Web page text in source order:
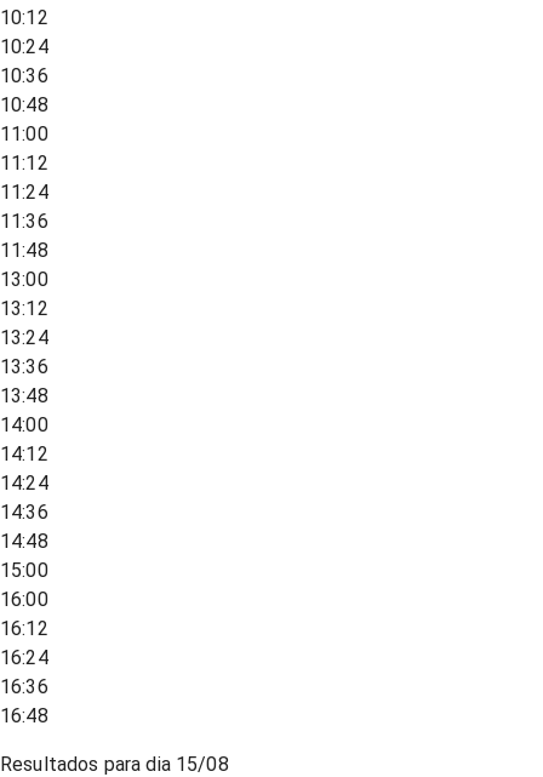
10:12
10:24
10:36
10:48
11:00
11:12
11:24
11:36
11:48
13:00
13:12
13:24
13:36
13:48
14:00
14:12
14:24
14:36
14:48
15:00
16:00
16:12
16:24
16:36
16:48
Resultados para dia 15/08